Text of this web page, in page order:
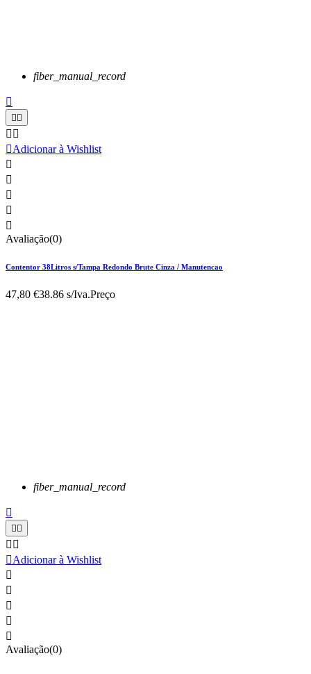
fiber_manual_record

 
 
Adicionar à Wishlist





Avaliação(0)
Contentor 38Litros s/Tampa Redondo Brute Cinza / Manutencao
47,80 €38.86 s/Iva.Preço
fiber_manual_record

 
 
Adicionar à Wishlist





Avaliação(0)